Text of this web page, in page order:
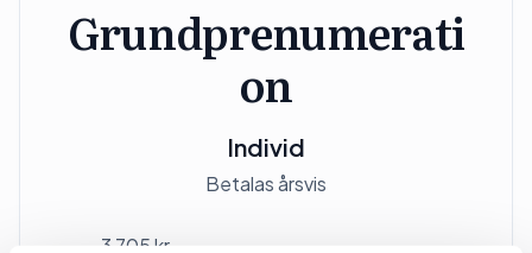
Grundprenumerati
on
Individ
Betalas årsvis
3 705 kr